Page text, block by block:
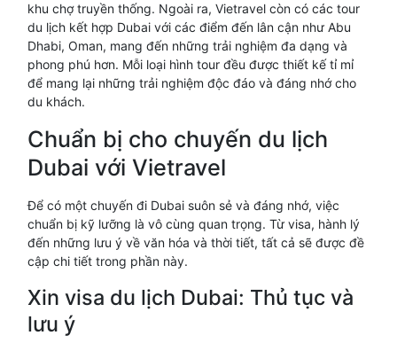
khu chợ truyền thống. Ngoài ra, Vietravel còn có các tour
du lịch kết hợp Dubai với các điểm đến lân cận như Abu
Dhabi, Oman, mang đến những trải nghiệm đa dạng và
phong phú hơn. Mỗi loại hình tour đều được thiết kế tỉ mỉ
để mang lại những trải nghiệm độc đáo và đáng nhớ cho
du khách.
Chuẩn bị cho chuyến du lịch
Dubai với Vietravel
Để có một chuyến đi Dubai suôn sẻ và đáng nhớ, việc
chuẩn bị kỹ lưỡng là vô cùng quan trọng. Từ visa, hành lý
đến những lưu ý về văn hóa và thời tiết, tất cả sẽ được đề
cập chi tiết trong phần này.
Xin visa du lịch Dubai: Thủ tục và
lưu ý